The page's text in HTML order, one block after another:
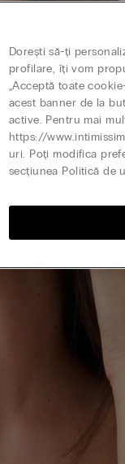
Dorești să-ți
profilare, îți vom
„Acceptă toate
acest banner de la
active. Pentru mai
https://
uri. Poți modifica
secțiunea Politică de